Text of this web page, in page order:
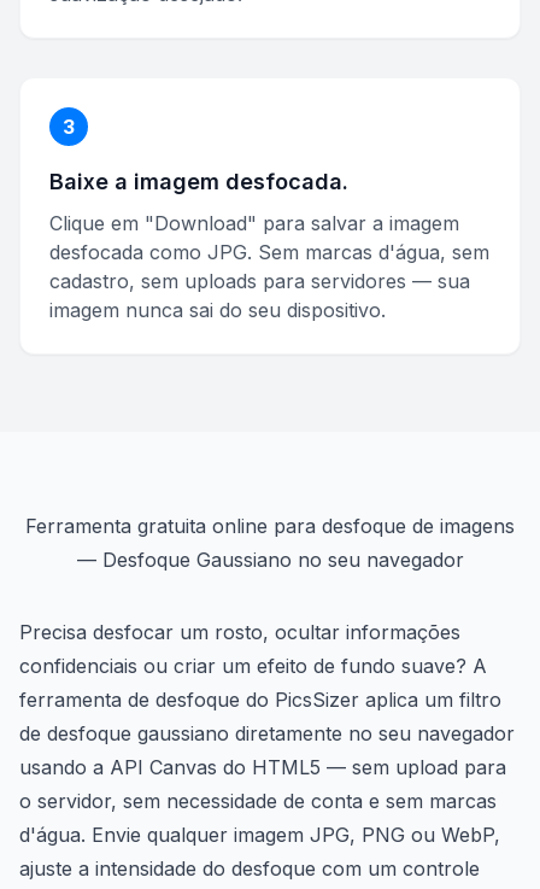
3
Baixe a imagem desfocada.
Clique em "Download" para salvar a imagem
desfocada como JPG. Sem marcas d'água, sem
cadastro, sem uploads para servidores — sua
imagem nunca sai do seu dispositivo.
Ferramenta gratuita online para desfoque de imagens
— Desfoque Gaussiano no seu navegador
Precisa desfocar um rosto, ocultar informações
confidenciais ou criar um efeito de fundo suave? A
ferramenta de desfoque do PicsSizer aplica um filtro
de desfoque gaussiano diretamente no seu navegador
usando a API Canvas do HTML5 — sem upload para
o servidor, sem necessidade de conta e sem marcas
d'água. Envie qualquer imagem JPG, PNG ou WebP,
ajuste a intensidade do desfoque com um controle